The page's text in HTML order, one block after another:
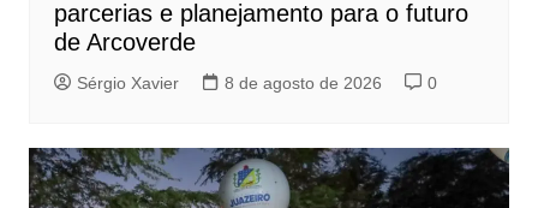
parcerias e planejamento para o futuro
de Arcoverde
Sérgio Xavier 8 de agosto de 2026 0